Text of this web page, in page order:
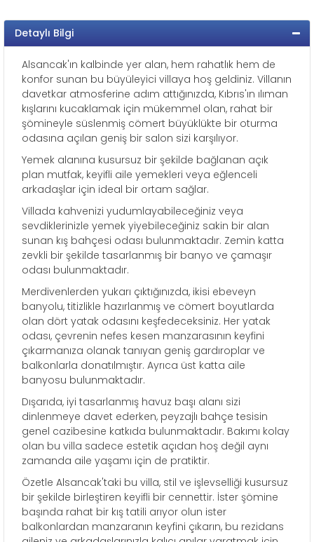
Detaylı Bilgi
Alsancak'ın kalbinde yer alan, hem rahatlık hem de
konfor sunan bu büyüleyici villaya hoş geldiniz. Villanın
davetkar atmosferine adım attığınızda, Kıbrıs'ın ılıman
kışlarını kucaklamak için mükemmel olan, rahat bir
şömineyle süslenmiş cömert büyüklükte bir oturma
odasına açılan geniş bir salon sizi karşılıyor.
Yemek alanına kusursuz bir şekilde bağlanan açık
plan mutfak, keyifli aile yemekleri veya eğlenceli
arkadaşlar için ideal bir ortam sağlar.
Villada kahvenizi yudumlayabileceğiniz veya
sevdiklerinizle yemek yiyebileceğiniz sakin bir alan
sunan kış bahçesi odası bulunmaktadır. Zemin katta
zevkli bir şekilde tasarlanmış bir banyo ve çamaşır
odası bulunmaktadır.
Merdivenlerden yukarı çıktığınızda, ikisi ebeveyn
banyolu, titizlikle hazırlanmış ve cömert boyutlarda
olan dört yatak odasını keşfedeceksiniz. Her yatak
odası, çevrenin nefes kesen manzarasının keyfini
çıkarmanıza olanak tanıyan geniş gardıroplar ve
balkonlarla donatılmıştır. Ayrıca üst katta aile
banyosu bulunmaktadır.
Dışarıda, iyi tasarlanmış havuz başı alanı sizi
dinlenmeye davet ederken, peyzajlı bahçe tesisin
genel cazibesine katkıda bulunmaktadır. Bakımı kolay
olan bu villa sadece estetik açıdan hoş değil aynı
zamanda aile yaşamı için de pratiktir.
Özetle Alsancak'taki bu villa, stil ve işlevselliği kusursuz
bir şekilde birleştiren keyifli bir cennettir. İster şömine
başında rahat bir kış tatili arıyor olun ister
balkonlardan manzaranın keyfini çıkarın, bu rezidans